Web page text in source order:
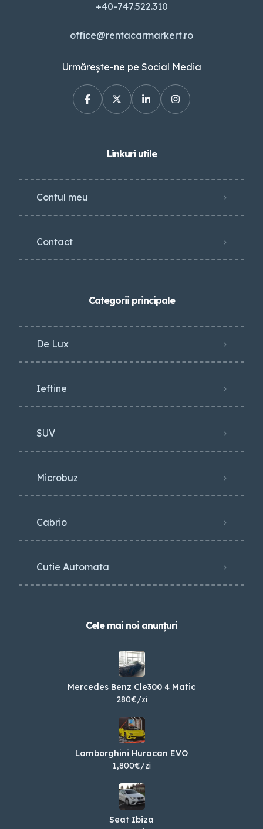
+40-747.522.310
office@rentacarmarkert.ro
Urmărește-ne pe Social Media
Linkuri utile
Contul meu
Contact
Categorii principale
De Lux
Ieftine
SUV
Microbuz
Cabrio
Cutie Automata
Cele mai noi anunțuri
Mercedes Benz Cle300 4 Matic
280€/zi
Lamborghini Huracan EVO
1,800€/zi
Seat Ibiza